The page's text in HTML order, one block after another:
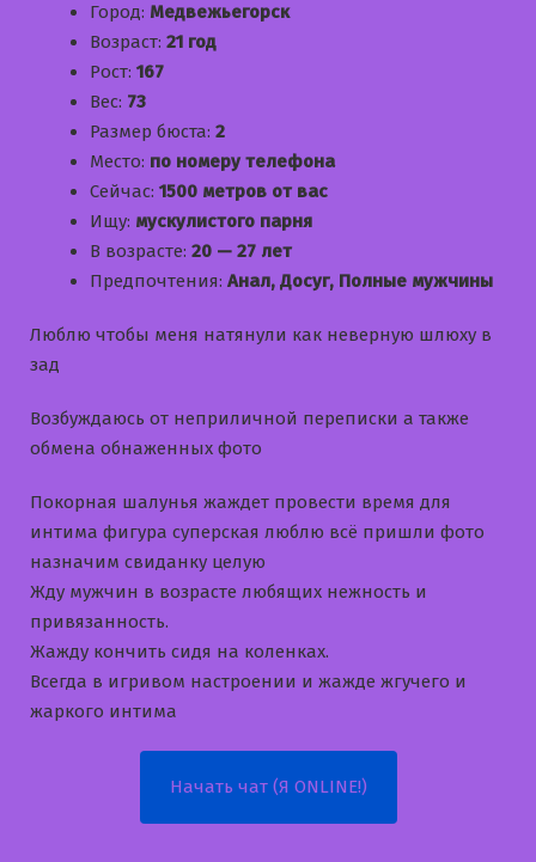
Город: Медвежьегорск
Возраст: 21 год
Рост: 167
Вес: 73
Размер бюста: 2
Место: по номеру телефона
Сейчас: 1500 метров от вас
Ищу: мускулистого парня
В возрасте: 20 — 27 лет
Предпочтения: Анал, Досуг, Полные мужчины
Люблю чтобы меня натянули как неверную шлюху в
зад
Возбуждаюсь от неприличной переписки а также
обмена обнаженных фото
Покорная шалунья жаждет провести время для
интима фигура суперская люблю всё пришли фото
назначим свиданку целую
Жду мужчин в возрасте любящих нежность и
привязанность.
Жажду кончить сидя на коленках.
Всегда в игривом настроении и жажде жгучего и
жаркого интима
Начать чат (Я ONLINE!)